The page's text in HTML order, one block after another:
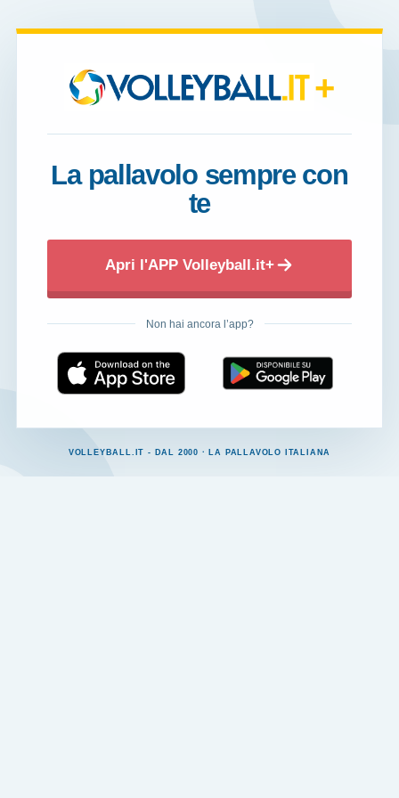
+
La pallavolo sempre con
te
Apri l'APP Volleyball.it+
Non hai ancora l’app?
VOLLEYBALL.IT - DAL 2000 · LA PALLAVOLO ITALIANA